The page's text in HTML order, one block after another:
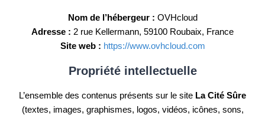
Nom de l’hébergeur : OVHcloud
Adresse : 2 rue Kellermann, 59100 Roubaix, France
Site web : https://www.ovhcloud.com
Propriété intellectuelle
L’ensemble des contenus présents sur le site La Cité Sûre
(textes, images, graphismes, logos, vidéos, icônes, sons,